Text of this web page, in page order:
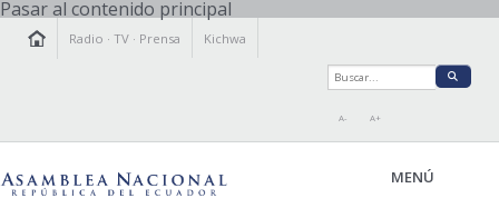
Pasar al contenido principal
Radio ·TV · Prensa Kichwa
A- A+
MENÚ